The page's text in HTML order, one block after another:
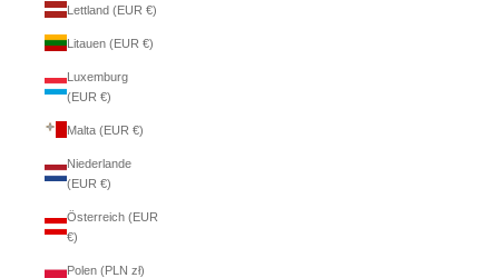
Lettland (EUR €)
Litauen (EUR €)
Luxemburg
(EUR €)
Malta (EUR €)
Niederlande
(EUR €)
Österreich (EUR
€)
Polen (PLN zł)